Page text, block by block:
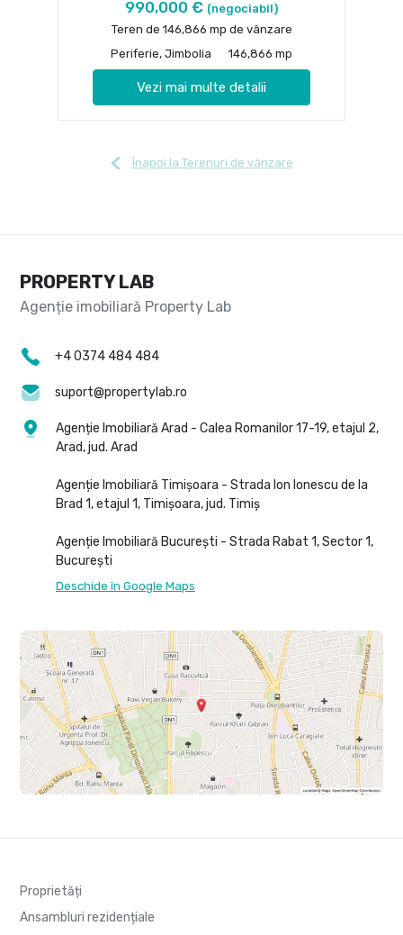
990,000 € (negociabil)
Teren de 146,866 mp de vânzare
Periferie, Jimbolia
146,866 mp
Vezi mai multe detalii
Înapoi la Terenuri de vânzare
PROPERTY LAB
+4 0374 484 484
suport@propertylab.ro
Agenție Imobiliară Arad - Calea Romanilor 17-19, etajul 2,
Arad, jud. Arad
Agenție Imobiliară Timișoara - Strada Ion Ionescu de la
Brad 1, etajul 1, Timișoara, jud. Timiș
Agenție Imobiliară București - Strada Rabat 1, Sector 1,
București
Deschide în Google Maps
Proprietăți
Ansambluri rezidențiale